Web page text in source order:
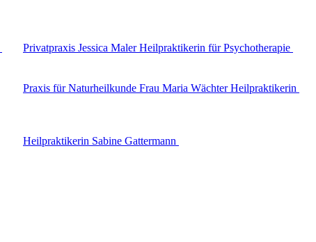
Privatpraxis Jessica Maler Heilpraktikerin für Psychotherapie
Praxis für Naturheilkunde Frau Maria Wächter Heilpraktikerin
Heilpraktikerin Sabine Gattermann